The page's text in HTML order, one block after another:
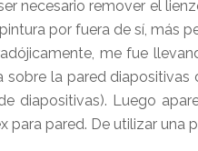
necesario remover el
por fuera de sí, más
me fue
sobre la pared
diapositivas). Luego
para pared. De utilizar una